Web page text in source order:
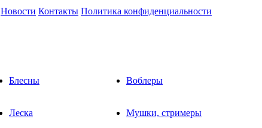
Новости Контакты Политика конфиденциальности
Блесны Воблеры
Леска Мушки, стримеры